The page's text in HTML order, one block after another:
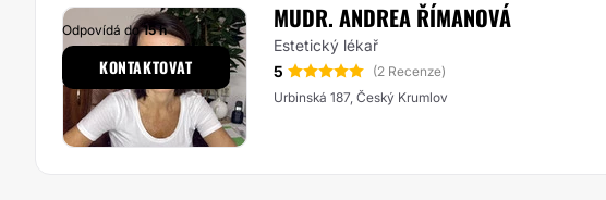
MUDR. ANDREA ŘÍMANOVÁ
Estetický lékař
5
(2 Recenze)
Urbinská 187, Český Krumlov
Odpovídá do15 h
KONTAKTOVAT